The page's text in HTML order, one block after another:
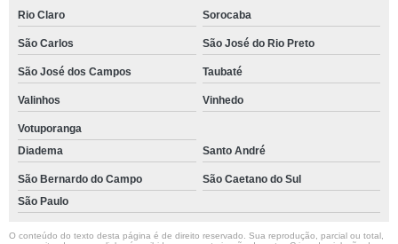
Rio Claro Sorocaba
São Carlos São José do Rio Preto
São José dos Campos Taubaté
Valinhos Vinhedo
Votuporanga
Diadema
Santo André
São Bernardo do Campo
São Caetano do Sul
São Paulo
O conteúdo do texto desta página é de direito reservado. Sua reprodução, parcial ou total,